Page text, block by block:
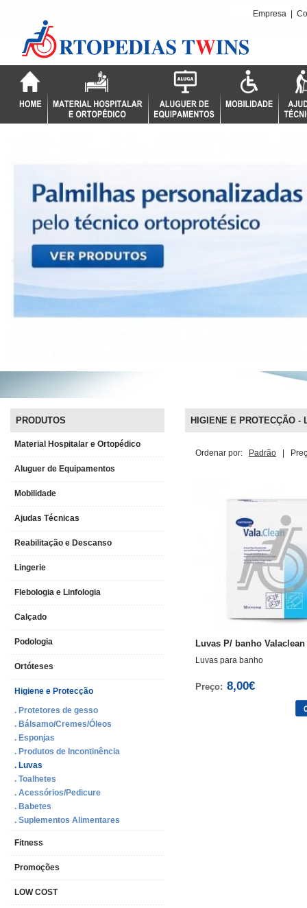
Empresa
PRODUTOS
Material Hospitalar e Ortopédico
Aluguer de Equipamentos
Mobilidade
Ajudas Técnicas
Reabilitação e Descanso
Lingerie
Flebologia e Linfologia
Calçado
Podologia
Ortóteses
Higiene e Protecção
. Protetores de gesso
. Bálsamo/Cremes/Óleos
. Esponjas
. Produtos de Incontinência
. Luvas
. Toalhetes
. Acessórios/Pedicure
. Babetes
. Suplementos Alimentares
Fitness
Promoções
LOW COST
HIGIENE E PROTECÇÃO -
Ordenar por: Padrão
Luvas P/ banho Valaclean
Luvas para banho
Preço: 8,00€